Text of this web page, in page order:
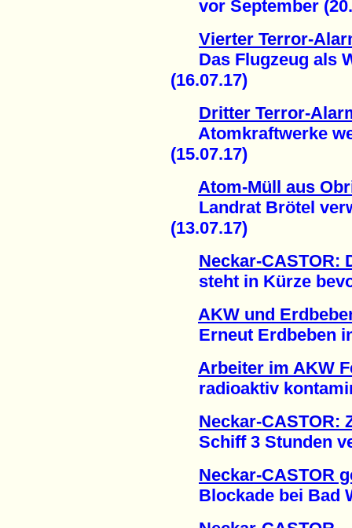
vor September
Vierter Terror-
Das Flugzeug als
(16.07.17)
Dritter Terror-
Atomkraftwerke
(15.07.17)
Atom-Müll aus
Landrat Brötel
(13.07.17)
Neckar-CASTOR:
steht in Kürze
AKW und
Erneut Erdbeben in
Arbeiter im AKW
radioaktiv
Neckar-CASTOR:
Schiff 3 Stunden
Neckar-CASTOR
Blockade bei Bad